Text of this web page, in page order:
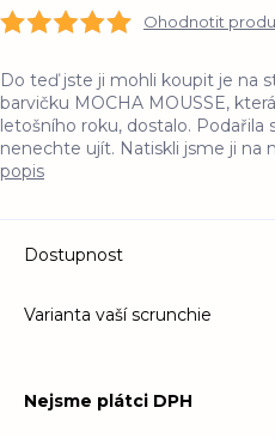
Ohodnotit
Do teď jste ji mohli koupit je na
barvičku MOCHA MOUSSE,
letošního roku, dostalo. Podařila
nenechte ujít. Natiskli jsme ji na
popis
Dostupnost
Varianta vaší scrunchie
Nejsme plátci DPH